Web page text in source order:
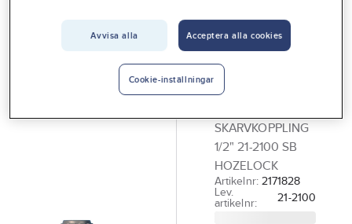
Skarvkontakt
Hozelock 21-
SKARVKOPPLING
1/2" 21-2100 SB
HOZELOCK
Artikelnr: 2171828
Lev.
artikelnr:
21-2100
Avvisa alla Acceptera alla cookies
Cookie-inställningar